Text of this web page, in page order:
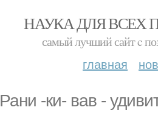
НАУКА ДЛЯ ВСЕХ
самый лучший сайт c
главная
Рани -ки- вав -